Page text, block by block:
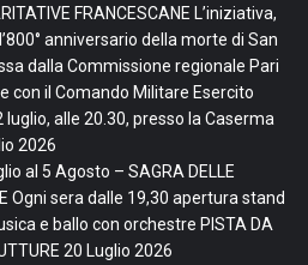
FRANCESCANE L’iniziativa,
anniversario della morte di San
dalla Commissione regionale Pari
con il Comando Militare Esercito
alle 20.30, presso la Caserma
2026
al 5 Agosto – SAGRA DELLE
Ogni sera dalle 19,30 apertura stand
e ballo con orchestre PISTA DA
20 Luglio 2026